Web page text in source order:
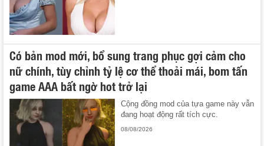
Có bản mod mới, bổ sung trang phục gợi cảm cho
nữ chính, tùy chỉnh tỷ lệ cơ thể thoải mái, bom tấn
game AAA bất ngờ hot trở lại
Cộng đồng mod của tựa game này vẫn
đang hoạt động rất tích cực.
08/08/2026